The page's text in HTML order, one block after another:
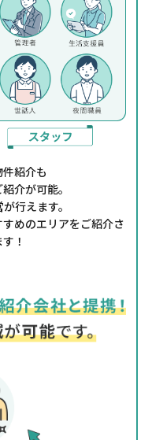
紹介も
介が可能。
行えます。
めのエリアをご紹介さ
！